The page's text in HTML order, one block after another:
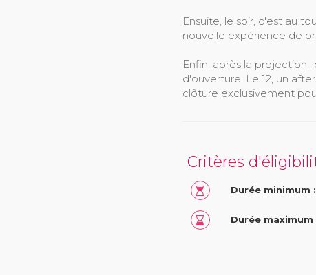
Ensuite, le soir, c'est au
nouvelle expérience de
Enfin, après la projection,
d'ouverture. Le 12, un
clôture exclusivement
Critères
Durée minimum
Durée maximum